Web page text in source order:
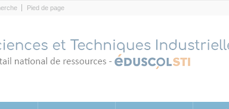
Pied de page